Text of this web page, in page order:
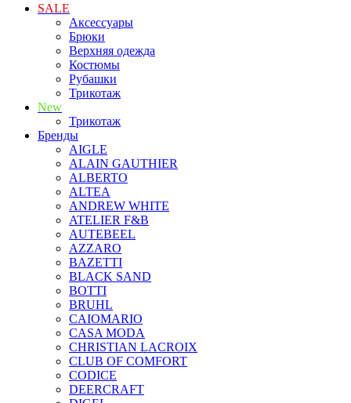
SALE
Аксессуары
Брюки
Верхняя одежда
Костюмы
Рубашки
Трикотаж
New
Трикотаж
Бренды
AIGLE
ALAIN GAUTHIER
ALBERTO
ALTEA
ANDREW WHITE
ATELIER F&B
AUTEBEEL
AZZARO
BAZETTI
BLACK SAND
BOTTI
BRUHL
CAIOMARIO
CASA MODA
CHRISTIAN LACROIX
CLUB OF COMFORT
CODICE
DEERCRAFT